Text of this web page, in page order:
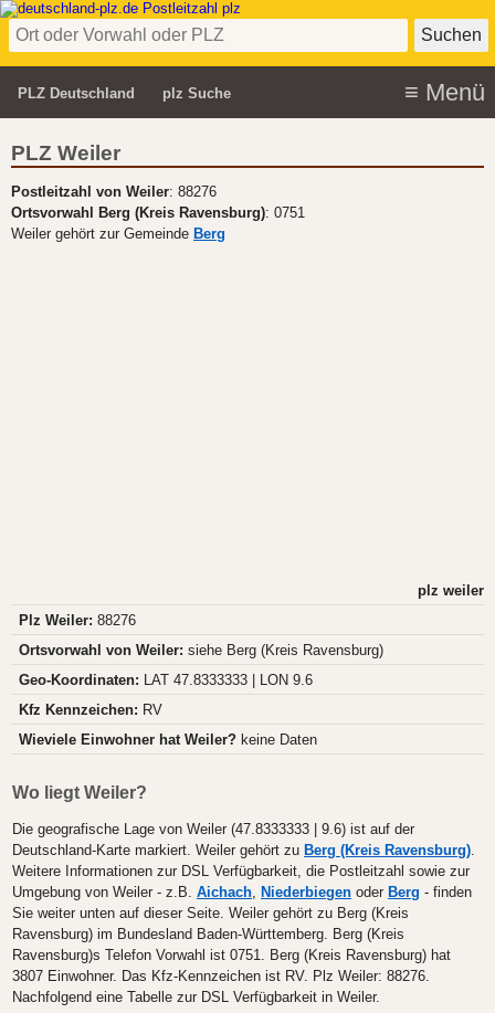
PLZ Deutschland plz Suche
PLZ Weiler
Postleitzahl von Weiler: 88276
Ortsvorwahl Berg (Kreis Ravensburg): 0751
Weiler gehört zur Gemeinde Berg
plz weiler
Plz Weiler: 88276
Ortsvorwahl von Weiler: siehe Berg (Kreis Ravensburg)
Geo-Koordinaten: LAT 47.8333333 | LON 9.6
Kfz Kennzeichen: RV
Wieviele Einwohner hat Weiler? keine Daten
Wo liegt Weiler?
Die geografische Lage von Weiler (47.8333333 | 9.6) ist auf der
Deutschland-Karte markiert. Weiler gehört zu Berg (Kreis Ravensburg).
Weitere Informationen zur DSL Verfügbarkeit, die Postleitzahl sowie zur
Umgebung von Weiler - z.B. Aichach, Niederbiegen oder Berg - finden
Sie weiter unten auf dieser Seite. Weiler gehört zu Berg (Kreis
Ravensburg) im Bundesland Baden-Württemberg. Berg (Kreis
Ravensburg)s Telefon Vorwahl ist 0751. Berg (Kreis Ravensburg) hat
3807 Einwohner. Das Kfz-Kennzeichen ist RV. Plz Weiler: 88276.
Nachfolgend eine Tabelle zur DSL Verfügbarkeit in Weiler.